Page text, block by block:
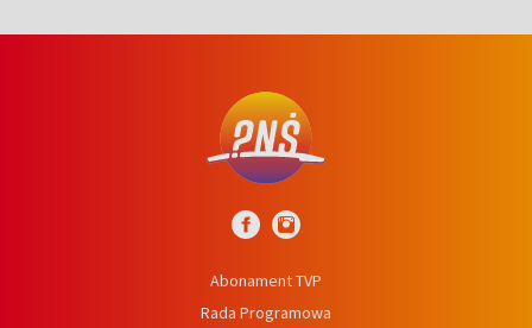
Abonament TVP
Rada Programowa